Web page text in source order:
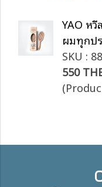
YAO หวี
ผมทุกป
SKU :
550